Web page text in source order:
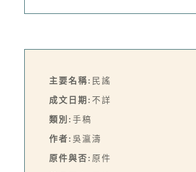
主要名稱: 民謠
成文日期: 不詳
類別: 手稿
作者: 吳瀛濤
原件與否: 原件